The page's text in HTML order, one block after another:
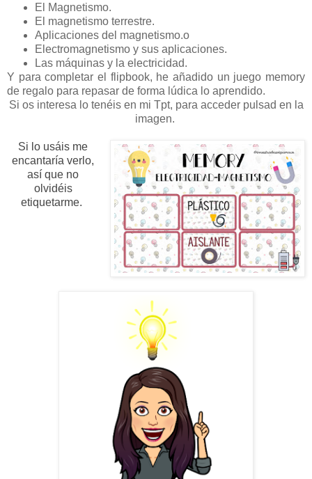
El Magnetismo.
El magnetismo terrestre.
Aplicaciones del magnetismo.o
Electromagnetismo y sus aplicaciones.
Las máquinas y la electricidad.
Y para completar el flipbook, he añadido un juego memory
de regalo para repasar de forma lúdica lo aprendido.
Si os interesa lo tenéis en mi Tpt, para acceder pulsad en la
imagen.
Si lo usáis me
encantaría verlo,
así que no
olvidéis
etiquetarme.